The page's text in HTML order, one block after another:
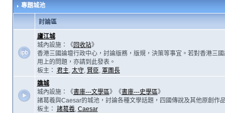
專題城池
討論區
廬江城
城內設施：《回收站》
香港三國論壇行政中心，討論版務，版規，決策等事宜。若對香港三
用上的問題，亦請到此發表。
板主： 君主, 太守, 賢臣, 軍團長
譙城
城內設施：《書庫---文學區》《書庫---史學區》
諸葛羲與Caesar的城池，討論各種文學話題，四國傳說及其他原創作
板主： 諸葛羲, Caesar